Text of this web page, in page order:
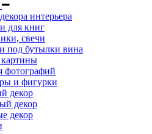
интерьера
для книг
свечи
под бутылки вина
фотографий
и фигурки
декор
декор
декор